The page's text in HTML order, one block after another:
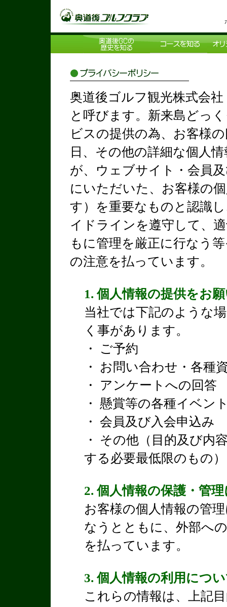
奥道後ゴルフ観光株式会
と呼びます。新来島どっ
ビスの提供の為、お客様
日、その他の詳細な個人
が、ウェブサイト・会員
にいただいた、お客様の
す）を重要なものと認識
イドラインを遵守して、
もに管理を厳正に行なう
の注意を払っています。
1. 個人情報の提供をお
当社では下記のような
く事があります。
・ ご予約
・ お問い合わせ・各種
・ アンケートへの回答
・ 懸賞等の各種イベン
・ 会員及び入会申込み
・ その他（目的及び内
する必要最低限のもの）
2. 個人情報の保護・管
お客様の個人情報の管
なうとともに、外部へ
を払っています。
3. 個人情報の利用につ
これらの情報は、上記